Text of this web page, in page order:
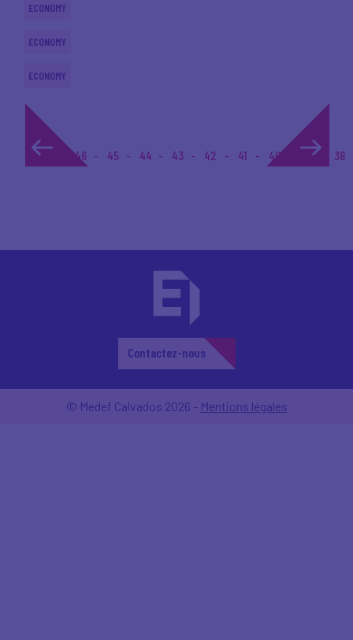
ECONOMY
ECONOMY
ECONOMY
1... 46 45 44 43 42 41 40 39 38
Contactez-nous
© Medef Calvados 2026 - Mentions légales